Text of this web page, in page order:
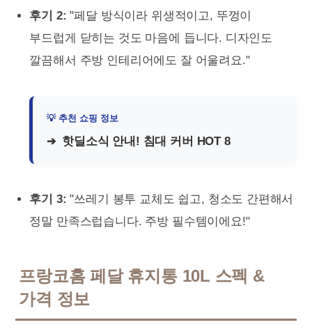
후기 2: "페달 방식이라 위생적이고, 뚜껑이
부드럽게 닫히는 것도 마음에 듭니다. 디자인도
깔끔해서 주방 인테리어에도 잘 어울려요."
핫딜소식 안내! 침대 커버 HOT 8
후기 3: "쓰레기 봉투 교체도 쉽고, 청소도 간편해서
정말 만족스럽습니다. 주방 필수템이에요!"
프랑코홈 페달 휴지통 10L 스펙 &
가격 정보